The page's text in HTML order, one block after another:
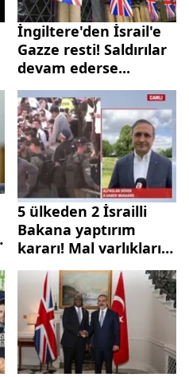
İngiltere'den İsrail'e
Gazze resti! Saldırılar
devam ederse...
5 ülkeden 2 İsrailli
Bakana yaptırım
kararı! Mal varlıkları
dondurulacak